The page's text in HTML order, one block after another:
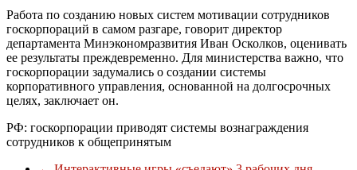
Работа по созданию новых систем мотивации сотрудников
госкорпораций в самом разгаре, говорит директор
департамента Минэкономразвития Иван Осколков, оценивать
ее результаты преждевременно. Для министерства важно, что
госкорпорации задумались о создании системы
корпоративного управления, основанной на долгосрочных
целях, заключает он.
РФ: госкорпорации приводят системы вознаграждения
сотрудников к общепринятым